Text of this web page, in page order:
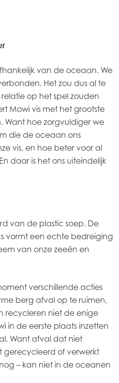
van de oceaan. We
Het zou dus al te
op het spel zouden
Mowi vis met het grootste
Want hoe zorgvuldiger we
die de oceaan ons
vis, en hoe beter voor al
daar is het ons uiteindelijk
van de plastic soep. De
vormt een echte bedreiging
van onze zeeën en
verschillende acties
berg afval op te ruimen,
recycleren niet de enige
in de eerste plaats inzetten
Want afval dat niet
of verwerkt
– kan niet in de oceanen